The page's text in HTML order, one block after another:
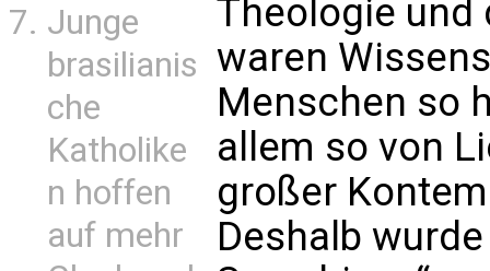
Junge
brasilianis
che
Katholike
n hoffen
auf mehr
Theologie und
waren
Menschen so
allem so von
großer
Deshalb